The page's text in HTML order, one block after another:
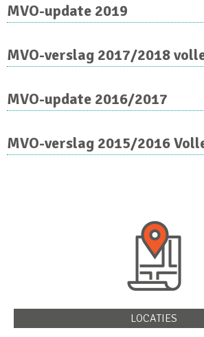
MVO-update 2019
MVO-verslag 2017/2018
MVO-update 2016/2017
MVO-verslag 2015/2016
LOCATIES